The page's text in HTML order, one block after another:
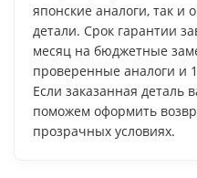
японские аналоги, так и
детали. Срок гарантии
месяц на бюджетные
проверенные аналоги и
Если заказанная деталь
поможем оформить
прозрачных условиях.